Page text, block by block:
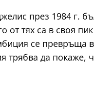
през 1984 г.
от тях са в своя
се превръща
трябва да